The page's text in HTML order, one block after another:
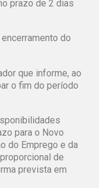
prazo de 2 dias
do
que informe, ao
o fim do período
para o Novo
do Emprego e da
de
prevista em